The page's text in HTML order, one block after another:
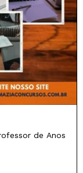
de Anos